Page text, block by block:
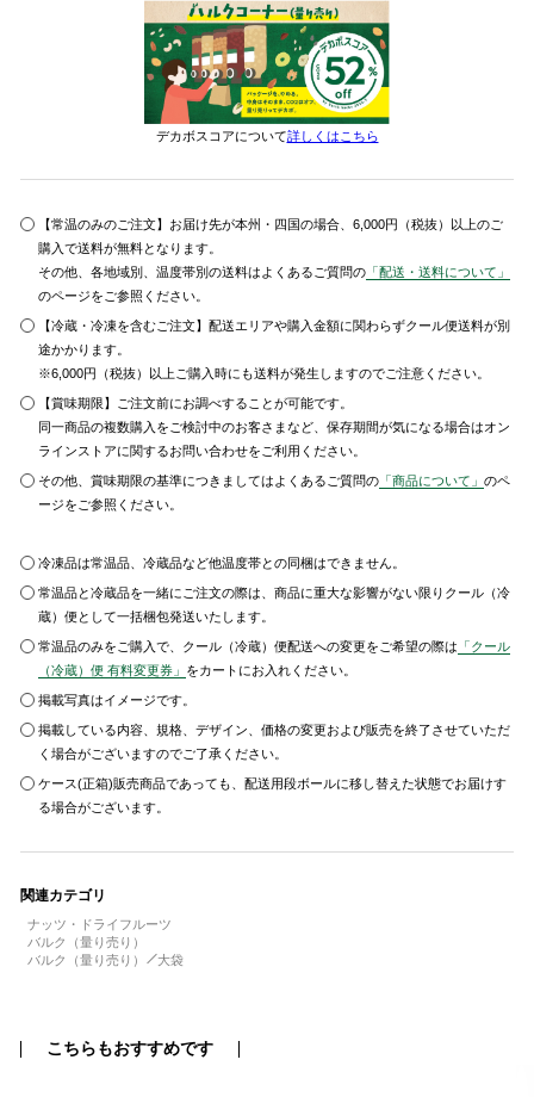
デカボスコアについて詳しくはこちら
【常温のみのご注文】お届け先が本州・四国の場合、6,000円（税抜）以上のご
購入で送料が無料となります。
その他、各地域別、温度帯別の送料はよくあるご質問の 「配送・送料について」
のページをご参照ください。
【冷蔵・冷凍を含むご注文】配送エリアや購入金額に関わらずクール便送料が別
途かかります。
※6,000円（税抜）以上ご購入時にも送料が発生しますのでご注意ください。
【賞味期限】ご注文前にお調べすることが可能です。
同一商品の複数購入をご検討中のお客さまなど、保存期間が気になる場合はオン
ラインストアに関するお問い合わせをご利用ください。
その他、賞味期限の基準につきましてはよくあるご質問の 「商品について」のペ
ージをご参照ください。
冷凍品は常温品、冷蔵品など他温度帯との同梱はできません。
常温品と冷蔵品を一緒にご注文の際は、商品に重大な影響がない限りクール（冷
蔵）便として一括梱包発送いたします。
常温品のみをご購入で、クール（冷蔵）便配送への変更をご希望の際は 「クール
（冷蔵）便 有料変更券」 をカートにお入れください。
掲載写真はイメージです。
掲載している内容、規格、デザイン、価格の変更および販売を終了させていただ
く場合がございますのでご了承ください。
ケース(正箱)販売商品であっても、配送用段ボールに移し替えた状態でお届けす
る場合がございます。
関連カテゴリ
ナッツ・ドライフルーツ
バルク（量り売り）
バルク（量り売り）
大袋
こちらもおすすめです